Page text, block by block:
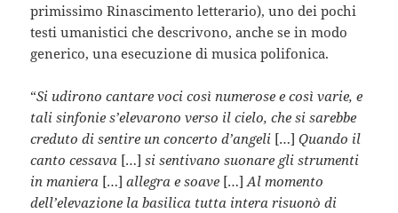
primissimo Rinascimento letterario), uno dei pochi
testi umanistici che descrivono, anche se in modo
generico, una esecuzione di musica polifonica.
“Si udirono cantare voci così numerose e così varie, e
tali sinfonie s’elevarono verso il cielo, che si sarebbe
creduto di sentire un concerto d’angeli […]Quando il
canto cessava […]si sentivano suonare gli strumenti
in maniera […]allegra e soave […]Al momento
dell’elevazione la basilica tutta intera risuonò di